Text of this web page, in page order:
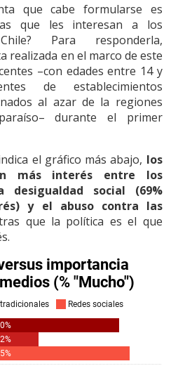
que cabe formularse es
que les interesan a los
Para responderla,
realizada en el marco de este
–con edades entre 14 y
de establecimientos
al azar de la regiones
durante el primer
el gráfico más abajo, los
más interés entre los
desigualdad social (69%
y el abuso contra las
que la política es el que